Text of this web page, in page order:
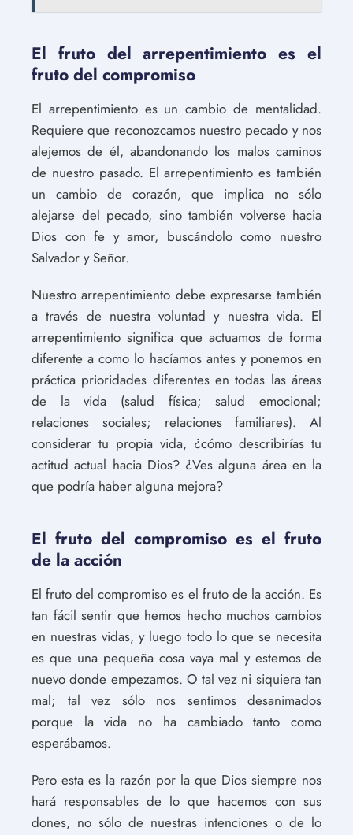
El fruto del arrepentimiento es el
fruto del compromiso
El arrepentimiento es un cambio de mentalidad.
Requiere que reconozcamos nuestro pecado y nos
alejemos de él, abandonando los malos caminos
de nuestro pasado. El arrepentimiento es también
un cambio de corazón, que implica no sólo
alejarse del pecado, sino también volverse hacia
Dios con fe y amor, buscándolo como nuestro
Salvador y Señor.
Nuestro arrepentimiento debe expresarse también
a través de nuestra voluntad y nuestra vida. El
arrepentimiento significa que actuamos de forma
diferente a como lo hacíamos antes y ponemos en
práctica prioridades diferentes en todas las áreas
de la vida (salud física; salud emocional;
relaciones sociales; relaciones familiares). Al
considerar tu propia vida, ¿cómo describirías tu
actitud actual hacia Dios? ¿Ves alguna área en la
que podría haber alguna mejora?
El fruto del compromiso es el fruto
de la acción
El fruto del compromiso es el fruto de la acción. Es
tan fácil sentir que hemos hecho muchos cambios
en nuestras vidas, y luego todo lo que se necesita
es que una pequeña cosa vaya mal y estemos de
nuevo donde empezamos. O tal vez ni siquiera tan
mal; tal vez sólo nos sentimos desanimados
porque la vida no ha cambiado tanto como
esperábamos.
Pero esta es la razón por la que Dios siempre nos
hará responsables de lo que hacemos con sus
dones, no sólo de nuestras intenciones o de lo